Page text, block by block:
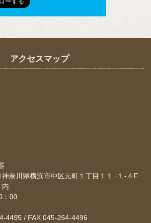
アクセスマップ
奈川県横浜市中区元町１丁目１１−１-４F
内
：00
4495 / FAX 045-264-4496